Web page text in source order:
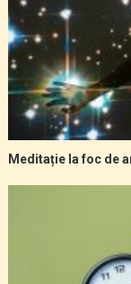
Meditație la foc de